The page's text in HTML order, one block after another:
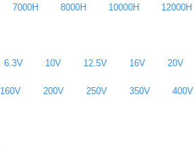
7000H 8000H 10000H 12000H
6.3V 10V 12.5V 16V 20V
160V 200V 250V 350V 400V